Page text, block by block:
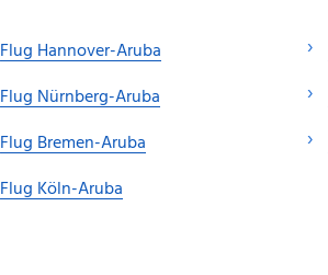
Flug Hannover-Aruba
Flug Nürnberg-Aruba
Flug Bremen-Aruba
Flug Köln-Aruba